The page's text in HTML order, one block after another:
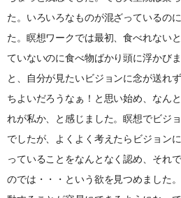
た。いろいろなものが混ざっているの
た。瞑想ワークでは最初、食べれない
ていないのに食べ物ばかり頭に浮かび
と、自分が見たいビジョンに念が送れ
ちよいだろうなぁ！と思い始め、なん
れが私か、と感じました。瞑想でビジ
でしたが、よくよく考えたらビジョン
っていることをなんとなく認め、それ
のでは・・・という欲を見つめました